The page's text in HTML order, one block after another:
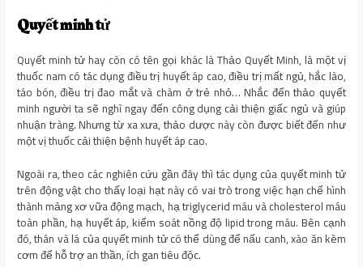
Quyết minh tử
Quyết minh tử hay còn có tên gọi khác là Thảo Quyết Minh, là một vị
thuốc nam có tác dụng điều trị huyết áp cao, điều trị mất ngủ, hắc lào,
táo bón, điều trị đao mắt và chàm ở trẻ nhỏ… Nhắc đến thảo quyết
minh người ta sẽ nghĩ ngay đến công dụng cải thiện giấc ngủ và giúp
nhuận tràng. Nhưng từ xa xưa, thảo dược này còn được biết đến như
một vị thuốc cải thiện bệnh huyết áp cao.
Ngoài ra, theo các nghiên cứu gần đây thì tác dụng của quyết minh tử
trên động vật cho thấy loại hạt này có vai trò trong việc hạn chế hình
thành mảng xơ vữa động mạch, hạ triglycerid máu và cholesterol máu
toàn phần, hạ huyết áp, kiểm soát nồng độ lipid trong máu. Bên cạnh
đó, thân và lá của quyết minh tử có thể dùng để nấu canh, xào ăn kèm
cơm để hỗ trợ an thần, ích gan tiêu độc.